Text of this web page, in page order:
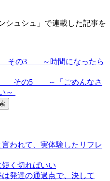
シュシュ」で連載した記事を
その3 ～時間になったら
その5 ～「ごめんなさ
～
言われて、実体験したリフレ
く切ればいい
発達の通過点で、決して